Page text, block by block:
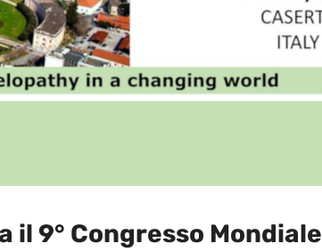
il 9° Congresso Mondiale